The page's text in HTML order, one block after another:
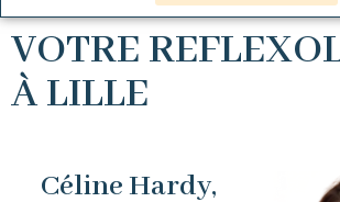
VOTRE
À LILLE
Céline Hardy,